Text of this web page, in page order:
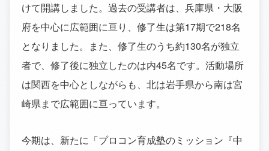
けて開講しました。過去の受講者は、兵庫県・大阪
府を中心に広範囲に亘り、修了生は第17期で218名
となりました。また、修了生のうち約130名が独立
者で、修了後に独立したのは内45名です。活動場所
は関西を中心としながらも、北は岩手県から南は宮
崎県まで広範囲に亘っています。
今期は、新たに「プロコン育成塾のミッション『中